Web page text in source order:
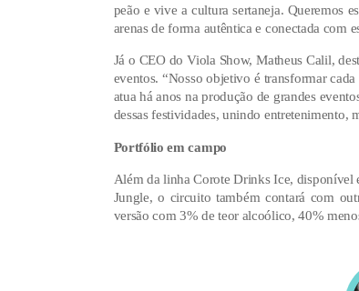
peão e vive a cultura sertaneja. Queremos
arenas de forma autêntica e conectada com
Já o CEO do Viola Show, Matheus Calil,
eventos. “Nosso objetivo é transformar
atua há anos na produção de grandes
dessas festividades, unindo entretenimento,
Portfólio em campo
Além da linha Corote Drinks Ice, disponível
Jungle, o circuito também contará com
versão com 3% de teor alcoólico, 40%